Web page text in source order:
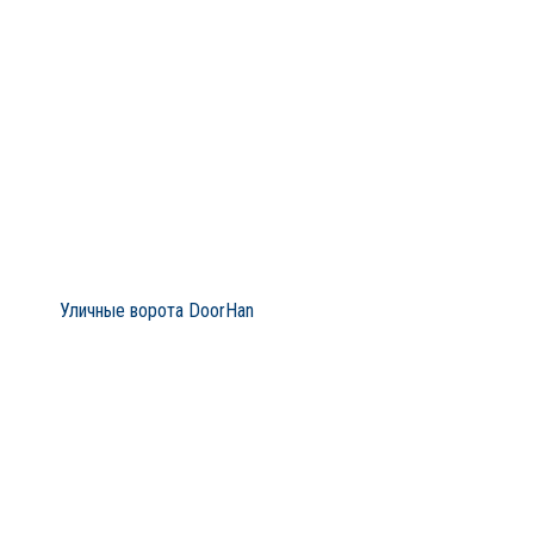
Уличные ворота DoorHan